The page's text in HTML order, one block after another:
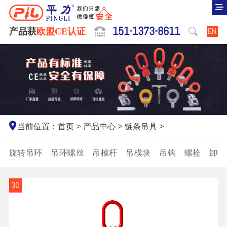
产品获欧盟CE认证 151-1373-8611 EN
当前位置：首页 > 产品中心 >链条吊具 >
旋转吊环 吊环螺丝 吊模杆 吊模块 吊钩 螺栓 卸扣
3D